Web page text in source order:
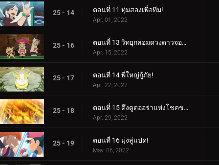
25 - 14 ตอนที่ 11 ทุ่มสองเพื่อทีม!
Apr. 01, 2022
25 - 16 ตอนที่ 13 วิทยุกล่อมดวงดาวจอมซน!
Apr. 15, 2022
25 - 17 ตอนที่ 14 พี่ใหญ่กู้ภัย!
Apr. 22, 2022
25 - 18 ตอนที่ 15 ดึงดูดออร่าแห่งโชคชะตา!
Apr. 29, 2022
25 - 19 ตอนที่ 16 มุ่งสู่แปด!
May. 06, 2022